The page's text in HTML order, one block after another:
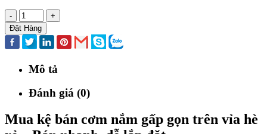
-
+
Đặt Hàng
Mô tả
Đánh giá (0)
Mua kệ bán cơm nắm gấp gọn trên vỉa hè